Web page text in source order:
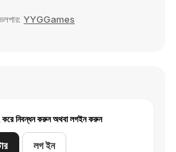
YYGGames
করে নিবন্ধন করুন অথবা লগইন করুন
লগ ইন